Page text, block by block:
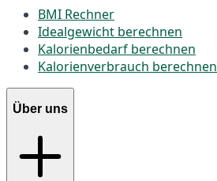
BMI Rechner
Idealgewicht berechnen
Kalorienbedarf berechnen
Kalorienverbrauch berechnen
Über uns